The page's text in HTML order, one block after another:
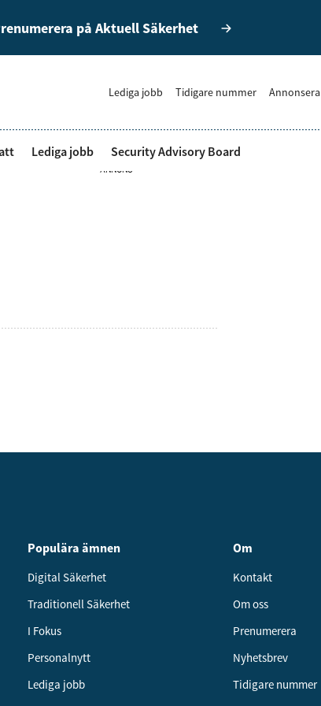
på Aktuell Säkerhet
Lediga jobb Tidigare nummer Annonsera
Lediga jobb Security Advisory Board
ANNONS
Populära ämnen
Digital Säkerhet
Traditionell Säkerhet
I Fokus
Personalnytt
Lediga jobb
Om
Kontakt
Om oss
Prenumerera
Nyhetsbrev
Tidigare nummer